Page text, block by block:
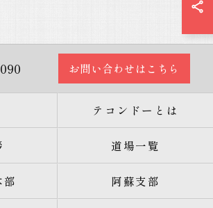
お問い合わせはこちら
テコンドーとは
道場一覧
部 阿蘇支部